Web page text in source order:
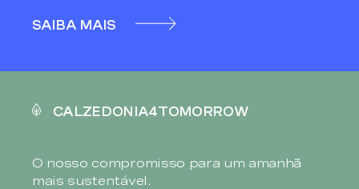
SAIBA MAIS
CALZEDONIA4TOMORROW
O nosso compromisso para um amanhã
mais sustentável.